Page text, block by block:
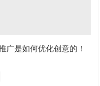
广是如何优化创意的！